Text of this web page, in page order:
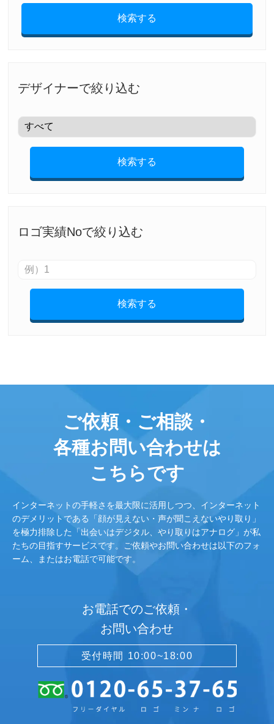
検索する
デザイナーで絞り込む
検索する
ロゴ実績Noで絞り込む
検索する
ご依頼・ご相談・
各種お問い合わせは
こちらです
インターネットの手軽さを最大限に活用しつつ、インターネット
のデメリットである「顔が見えない・声が聞こえないやり取り」
を極力排除した「出会いはデジタル、やり取りはアナログ」が私
たちの目指すサービスです。ご依頼やお問い合わせは以下のフォ
ーム、またはお電話で可能です。
お電話でのご依頼・
お問い合わせ
受付時間 10:00~18:00